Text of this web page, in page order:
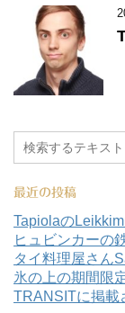
最近の投稿
Tapiolaの
ヒュビンカーの
タイ料理屋さん
氷の上の期間限
TRANSITに掲載